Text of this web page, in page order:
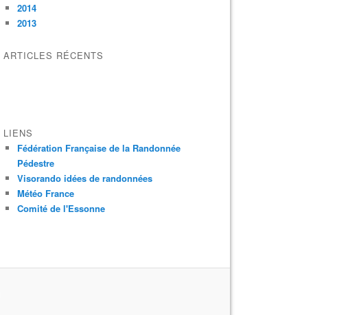
2014
2013
ARTICLES RÉCENTS
LIENS
Fédération Française de la Randonnée
Pédestre
Visorando idées de randonnées
Météo France
Comité de l'Essonne